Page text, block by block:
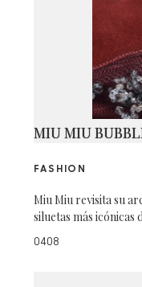
MIU MIU
FASHION
Miu Miu revisita su
siluetas más icónicas
0408